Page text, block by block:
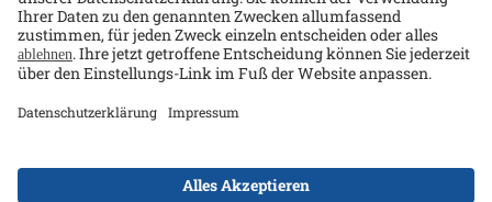
Ansprechpartner
Kontakt